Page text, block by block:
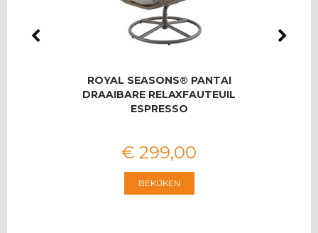
ROYAL SEASONS® PANTAI
DRAAIBARE RELAXFAUTEUIL
ESPRESSO
€ 299,00
BEKIJKEN